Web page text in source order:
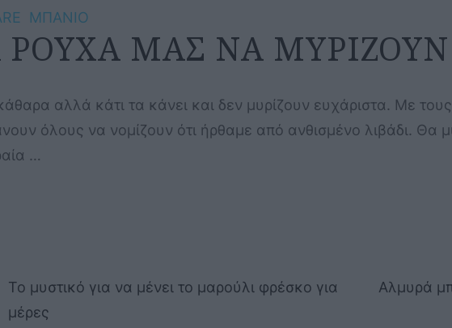
ΜΠΑΝΙΟ
ΜΑΣ ΝΑ ΜΥΡΙΖΟΥΝ
αλλά κάτι τα κάνει και δεν μυρίζουν ευχάριστα. Με
όλους να νομίζουν ότι ήρθαμε από ανθισμένο λιβάδι. Θα
…
Το μυστικό για να μένει το μαρούλι φρέσκο για
μέρες
Αλμυρά